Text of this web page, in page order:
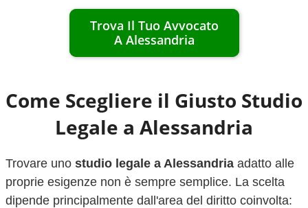
Trova Il Tuo Avvocato
A Alessandria
Come Scegliere il Giusto Studio
Legale a Alessandria
Trovare uno studio legale a Alessandria adatto alle
proprie esigenze non è sempre semplice. La scelta
dipende principalmente dall'area del diritto coinvolta: